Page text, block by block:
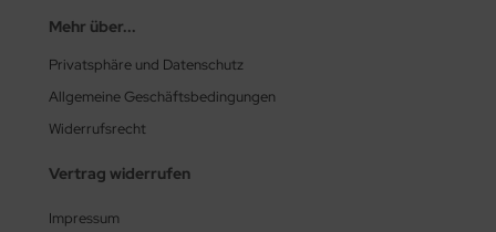
Mehr über...
Privatsphäre und Datenschutz
Allgemeine Geschäftsbedingungen
Widerrufsrecht
Vertrag widerrufen
Impressum